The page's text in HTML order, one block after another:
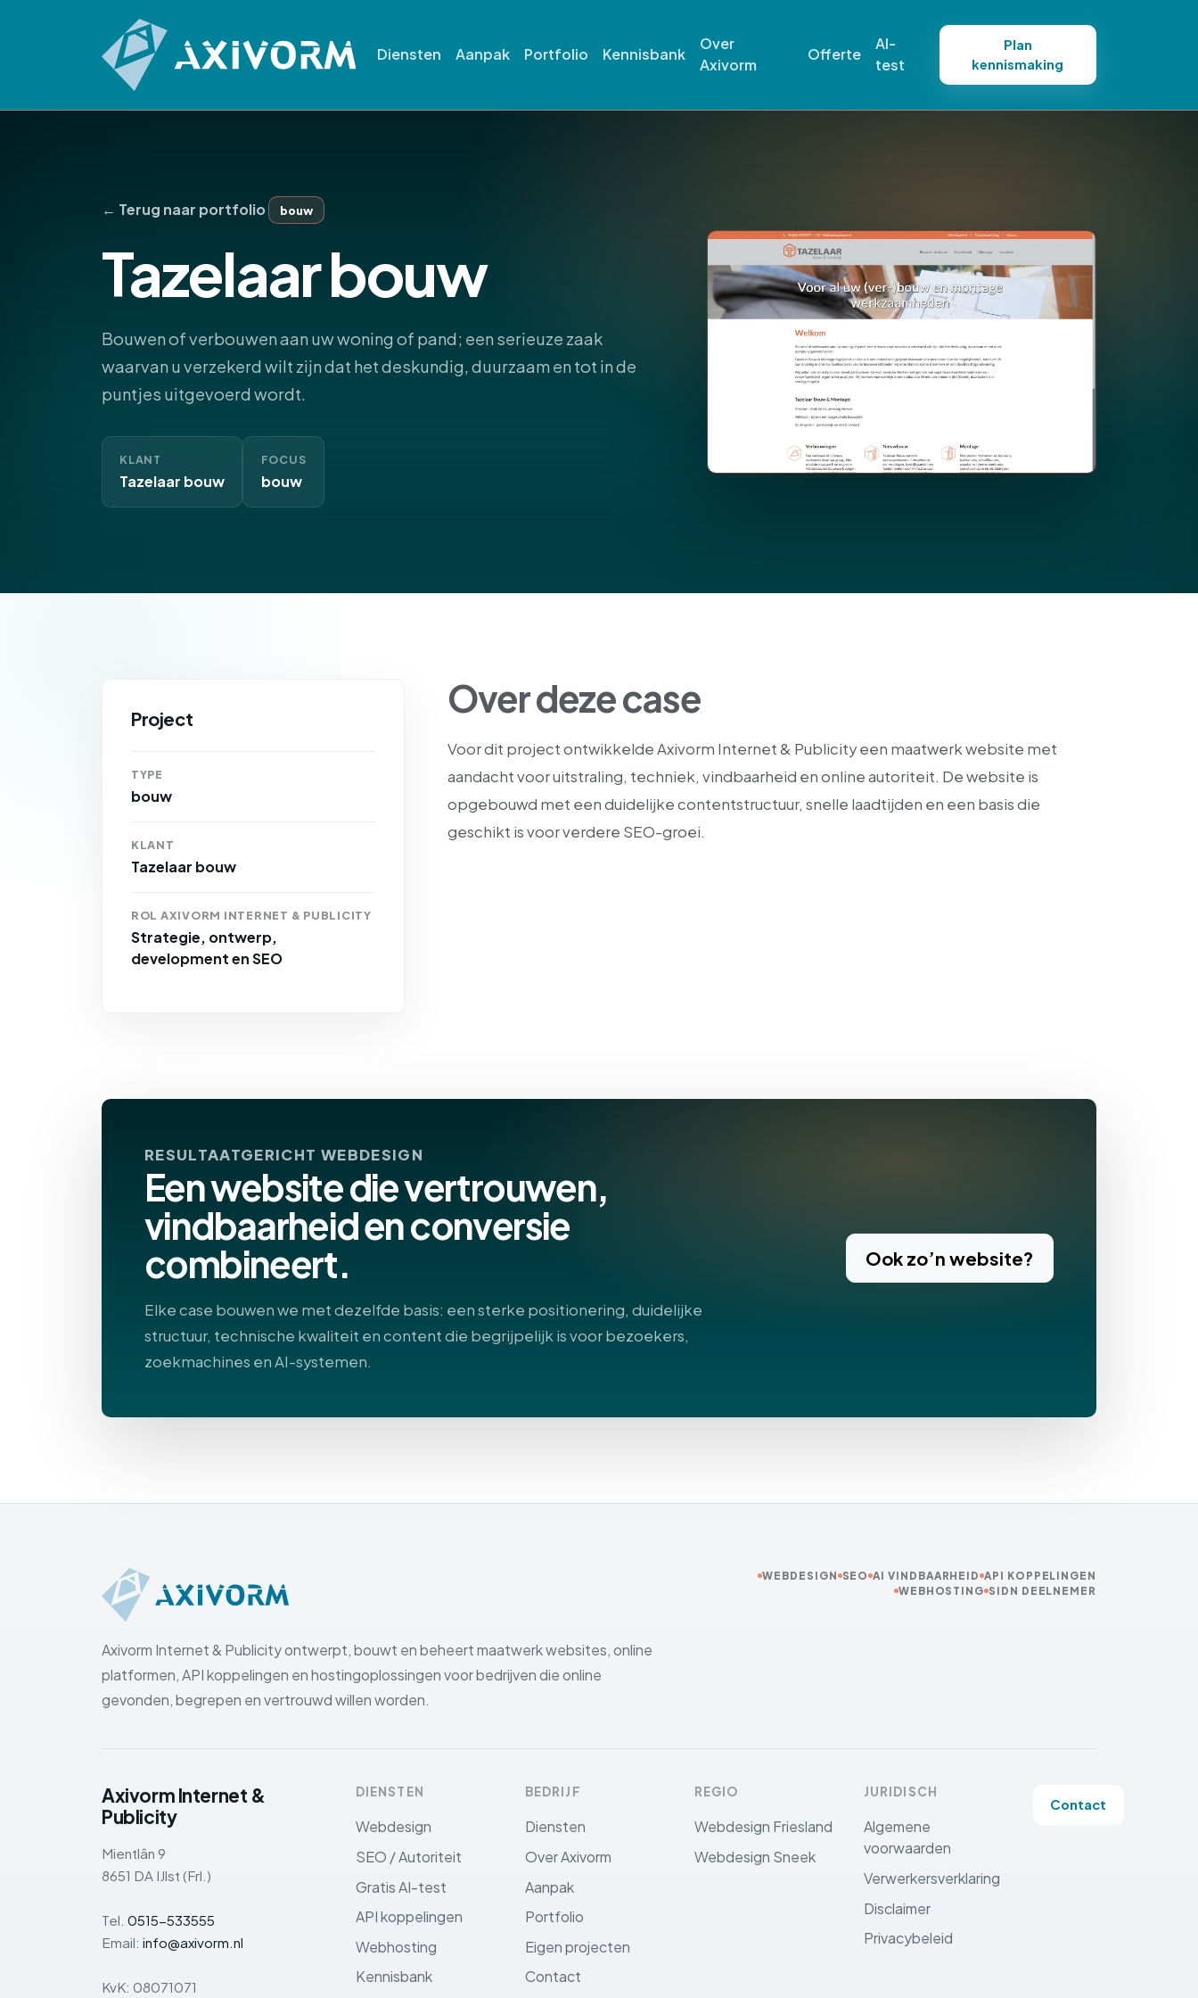
Diensten Aanpak Portfolio Kennisbank
Over
Axivorm
Offerte
AI-
test
Plan
kennismaking
← Terug naar portfolio bouw
Tazelaar bouw
Bouwen of verbouwen aan uw woning of pand; een serieuze zaak
waarvan u verzekerd wilt zijn dat het deskundig, duurzaam en tot in de
puntjes uitgevoerd wordt.
KLANT
Tazelaar bouw
FOCUS
bouw
Project
TYPE
bouw
KLANT
Tazelaar bouw
ROL AXIVORM INTERNET & PUBLICITY
Strategie, ontwerp,
development en SEO
Over deze case
Voor dit project ontwikkelde Axivorm Internet & Publicity een maatwerk website met
aandacht voor uitstraling, techniek, vindbaarheid en online autoriteit. De website is
opgebouwd met een duidelijke contentstructuur, snelle laadtijden en een basis die
geschikt is voor verdere SEO-groei.
RESULTAATGERICHT WEBDESIGN
Een website die vertrouwen,
vindbaarheid en conversie
combineert.
Elke case bouwen we met dezelfde basis: een sterke positionering, duidelijke
structuur, technische kwaliteit en content die begrijpelijk is voor bezoekers,
zoekmachines en AI-systemen.
Ook zo’n website?
Axivorm Internet & Publicity ontwerpt, bouwt en beheert maatwerk websites, online
platformen, API koppelingen en hostingoplossingen voor bedrijven die online
gevonden, begrepen en vertrouwd willen worden.
WEBDESIGN SEO AI VINDBAARHEID API KOPPELINGEN
WEBHOSTING SIDN DEELNEMER
Axivorm Internet &
Publicity
Mientlân 9
8651 DA IJlst (Frl.)
Tel. 0515-533555
Email: info@axivorm.nl
KvK: 08071071
DIENSTEN
Webdesign
SEO / Autoriteit
Gratis AI-test
API koppelingen
Webhosting
Kennisbank
BEDRIJF
Diensten
Over Axivorm
Aanpak
Portfolio
Eigen projecten
Contact
REGIO
Webdesign Friesland
Webdesign Sneek
JURIDISCH
Algemene
voorwaarden
Verwerkersverklaring
Disclaimer
Privacybeleid
Contact